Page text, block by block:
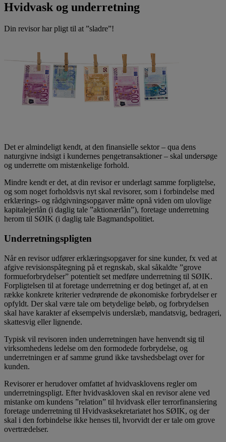
Hvidvask og underretning
Din revisor har pligt til at ”sladre”!
Det er almindeligt kendt, at den finansielle sektor – qua dens
naturgivne indsigt i kundernes pengetransaktioner – skal undersøge
og underrette om mistænkelige forhold.
Mindre kendt er det, at din revisor er underlagt samme forpligtelse,
og som noget forholdsvis nyt skal revisorer, som i forbindelse med
erklærings- og rådgivningsopgaver måtte opnå viden om ulovlige
kapitalejerlån (i daglig tale ”aktionærlån”), foretage underretning
herom til SØIK (i daglig tale Bagmandspolitiet.
Underretningspligten
Når en revisor udfører erklæringsopgaver for sine kunder, fx ved at
afgive revisionspåtegning på et regnskab, skal såkaldte ”grove
formueforbrydelser” potentielt set medføre underretning til SØIK.
Forpligtelsen til at foretage underretning er dog betinget af, at en
række konkrete kriterier vedrørende de økonomiske forbrydelser er
opfyldt. Der skal være tale om betydelige beløb, og forbrydelsen
skal have karakter af eksempelvis underslæb, mandatsvig, bedrageri,
skattesvig eller lignende.
Typisk vil revisoren inden underretningen have henvendt sig til
virksomhedens ledelse om den formodede forbrydelse, og
underretningen er af samme grund ikke tavshedsbelagt over for
kunden.
Revisorer er herudover omfattet af hvidvasklovens regler om
underretningspligt. Efter hvidvaskloven skal en revisor alene ved
mistanke om kundens ”relation” til hvidvask eller terrorfinansiering
foretage underretning til Hvidvasksekretariatet hos SØIK, og der
skal i den forbindelse ikke henses til, hvorvidt der er tale om grove
overtrædelser.